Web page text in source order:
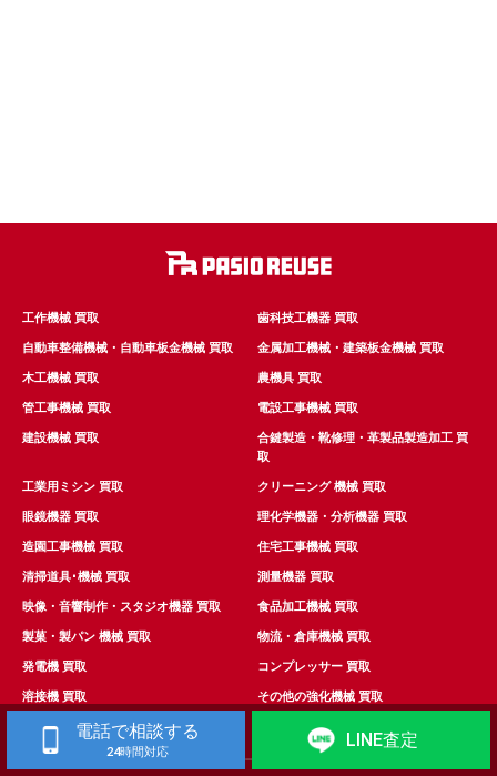
電話で相談する
24時間対応
LINE査定
工作機械 買取 歯科技工機器 買取
自動車整備機械・自動車板金機械 買取 金属加工機械・建築板金機械 買取
木工機械 買取 農機具 買取
管工事機械 買取 電設工事機械 買取
建設機械 買取
合鍵製造・靴修理・革製品製造加工 買
取
工業用ミシン 買取 クリーニング 機械 買取
眼鏡機器 買取 理化学機器・分析機器 買取
造園工事機械 買取 住宅工事機械 買取
清掃道具･機械 買取 測量機器 買取
映像・音響制作・スタジオ機器 買取 食品加工機械 買取
製菓・製パン 機械 買取 物流・倉庫機械 買取
発電機 買取 コンプレッサー 買取
溶接機 買取 その他の強化機械 買取
Copyright© パシオリユース All Rights Reserved.